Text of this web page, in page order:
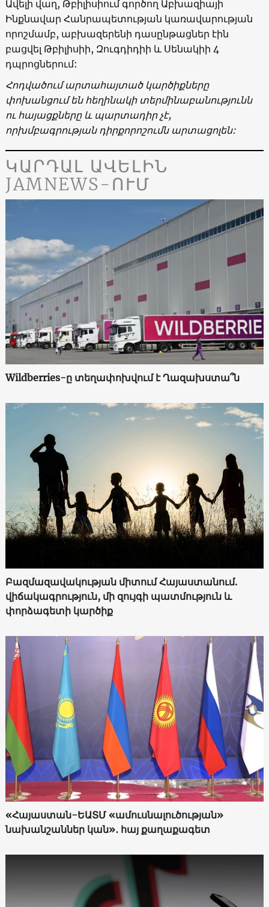
Ավելի վաղ, Թբիլիսիում գործող Աբխազիայի
Ինքնավար Հանրապետության կառավարության
որոշմամբ, աբխազերենի դասընթացներ էին
բացվել Թբիլիսիի, Զուգդիդիի և Սենակիի 4
դպրոցներում:
Հոդվածում արտահայտած կարծիքները
փոխանցում են հեղինակի տերմինաբանությունն
ու հայացքները և պարտադիր չէ,
որխմբագրության դիրքորոշումն արտացոլեն:
ԿԱՐԴԱԼ ԱՎԵԼԻՆ
JAMNEWS-ՈՒՄ
Wildberries-ը տեղափոխվում է Ղազախստա՞ն
Բազմազավակության միտում Հայաստանում.
վիճակագրություն, մի զույգի պատմություն և
փորձագետի կարծիք
«Հայաստան-ԵԱՏՄ «ամուսնալուծության»
նախանշաններ կան»․ հայ քաղաքագետ